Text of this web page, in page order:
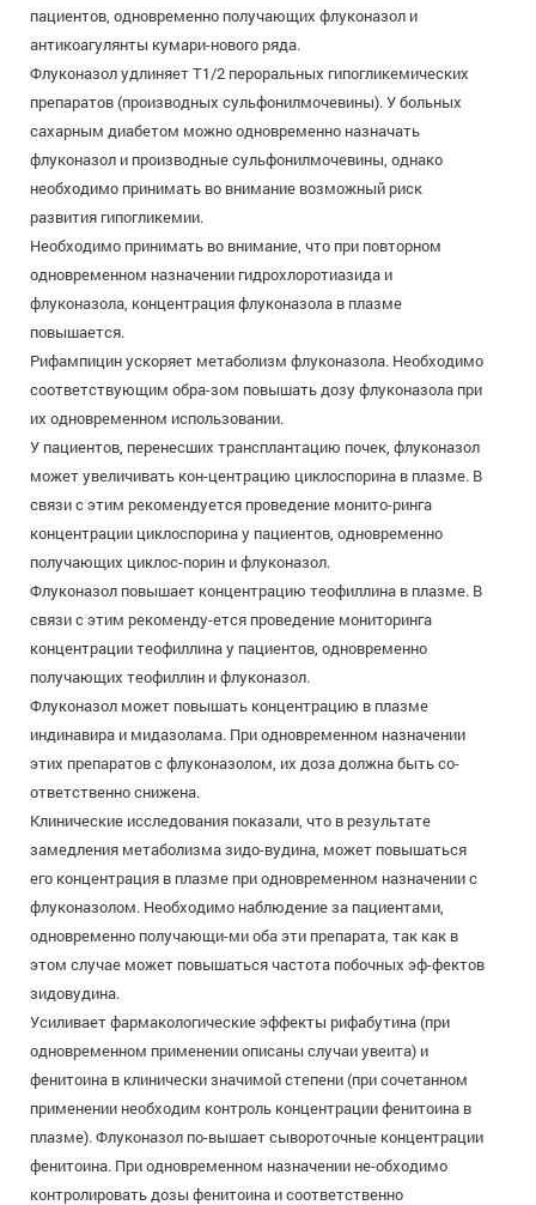
пациентов, одновременно получающих флуконазол и
антикоагулянты кумари-нового ряда.
Флуконазол удлиняет Т1/2 пероральных гипогликемических
препаратов (производных сульфонилмочевины). У больных
сахарным диабетом можно одновременно назначать
флуконазол и производные сульфонилмочевины, однако
необходимо принимать во внимание возможный риск
развития гипогликемии.
Необходимо принимать во внимание, что при повторном
одновременном назначении гидрохлоротиазида и
флуконазола, концентрация флуконазола в плазме
повышается.
Рифампицин ускоряет метаболизм флуконазола. Необходимо
соответствующим обра-зом повышать дозу флуконазола при
их одновременном использовании.
У пациентов, перенесших трансплантацию почек, флуконазол
может увеличивать кон-центрацию циклоспорина в плазме. В
связи с этим рекомендуется проведение монито-ринга
концентрации циклоспорина у пациентов, одновременно
получающих циклос-порин и флуконазол.
Флуконазол повышает концентрацию теофиллина в плазме. В
связи с этим рекоменду-ется проведение мониторинга
концентрации теофиллина у пациентов, одновременно
получающих теофиллин и флуконазол.
Флуконазол может повышать концентрацию в плазме
индинавира и мидазолама. При одновременном назначении
этих препаратов с флуконазолом, их доза должна быть со-
ответственно снижена.
Клинические исследования показали, что в результате
замедления метаболизма зидо-вудина, может повышаться
его концентрация в плазме при одновременном назначении с
флуконазолом. Необходимо наблюдение за пациентами,
одновременно получающи-ми оба эти препарата, так как в
этом случае может повышаться частота побочных эф-фектов
зидовудина.
Усиливает фармакологические эффекты рифабутина (при
одновременном применении описаны случаи увеита) и
фенитоина в клинически значимой степени (при сочетанном
применении необходим контроль концентрации фенитоина в
плазме). Флуконазол по-вышает сывороточные концентрации
фенитоина. При одновременном назначении не-обходимо
контролировать дозы фенитоина и соответственно